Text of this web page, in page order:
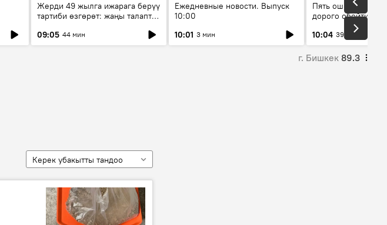
Жерди 49 жылга ижарага берүү
тартиби өзгөрөт: жаңы талаптар
09:05 44 мин
Ежедневные новости. Выпуск
10:00
10:01 3 мин
Пять ошибок
дорого обойтись
10:04 39 мин
г. Бишкек 89.3
Керек убакытты тандоо